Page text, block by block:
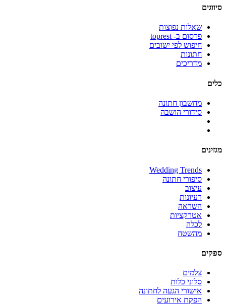
סיווגים
שאלות נפוצות
פרסום ב- toprest
חיפוש לפי ישובים
חתונות
מדריכים
כלים
מחשבון חתונה
סידורי הושבה
מגזינים
Wedding Trends
סיפורי חתונה
עיצוב
רעיונות
השראה
אטרקציות
לכלה
מהשטח
ספקים
צלמים
סלוני כלות
אישורי הגעה לחתונה
הפקת אירועים